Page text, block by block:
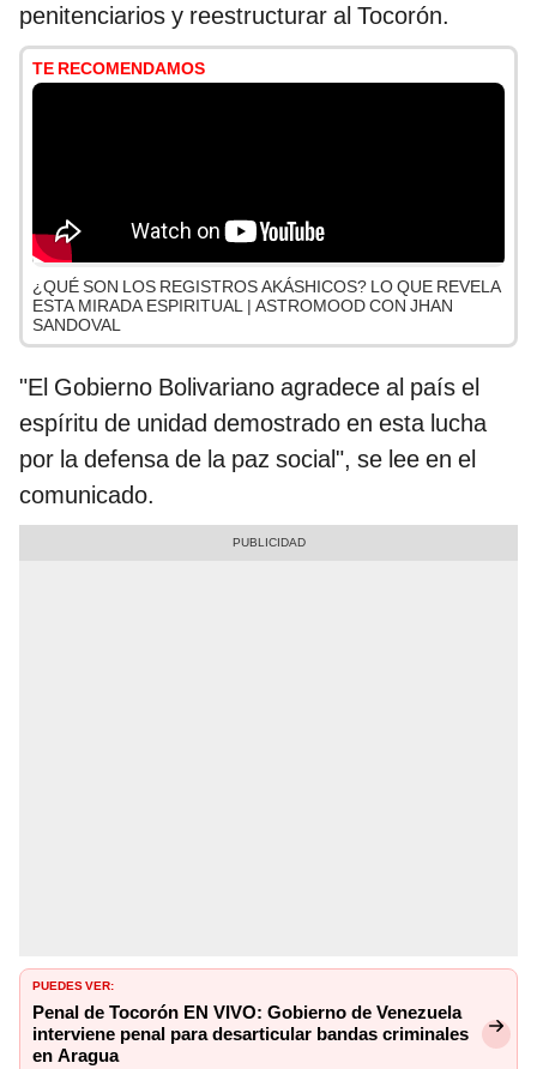
penitenciarios y reestructurar al Tocorón.
TE RECOMENDAMOS
¿QUÉ SON LOS REGISTROS AKÁSHICOS? LO QUE REVELA
ESTA MIRADA ESPIRITUAL | ASTROMOOD CON JHAN
SANDOVAL
"El Gobierno Bolivariano agradece al país el
espíritu de unidad demostrado en esta lucha
por la defensa de la paz social", se lee en el
comunicado.
PUEDES VER:
Penal de Tocorón EN VIVO: Gobierno de Venezuela
interviene penal para desarticular bandas criminales
en Aragua